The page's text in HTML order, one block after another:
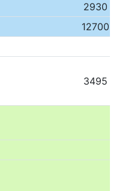
2930
12700
3495